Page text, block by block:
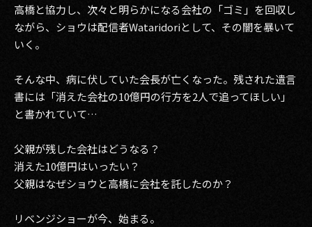
高橋と協力し、次々と明らかになる会社の「ゴミ」を回収し
ながら、ショウは配信者Wataridoriとして、その闇を暴いて
いく。
そんな中、病に伏していた会長が亡くなった。残された遺言
書には「消えた会社の10億円の行方を2人で追ってほしい」
と書かれていて…
父親が残した会社はどうなる？
消えた10億円はいったい？
父親はなぜショウと高橋に会社を託したのか？
リベンジショーが今、始まる。